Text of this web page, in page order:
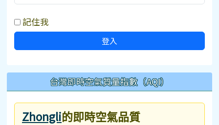
記住我
登入
台灣即時空氣質量指數（AQI）
Zhongli的即時空氣品質